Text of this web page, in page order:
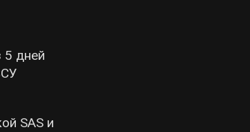
5 дней
SAS и